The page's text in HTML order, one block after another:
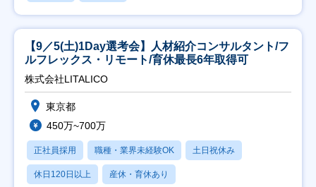
【9／5(土)1Day選考会】人材紹介コンサルタント/フ
ルフレックス・リモート/育休最長6年取得可
株式会社LITALICO
東京都
450万~700万
正社員採用 職種・業界未経験OK 土日祝休み
休日120日以上 産休・育休あり